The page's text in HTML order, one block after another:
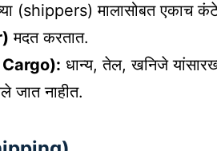
(shippers) मालासोबत एकाच
मदत करतात.
Cargo): धान्य, तेल, खनिजे
जात नाहीत.